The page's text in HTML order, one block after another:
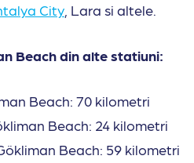
City , Lara si altele.
Beach din alte statiuni:
Beach: 70 kilometri
Beach: 24 kilometri
Beach: 59 kilometri